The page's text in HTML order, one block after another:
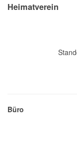
Heimatverein
Büro